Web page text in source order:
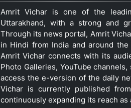
Amrit Vichar is one of the
Uttarakhand, with a strong and
Through its news portal, Amrit
in Hindi from India and around
Amrit Vichar connects with its
Photo Galleries, YouTube
access the e-version of the daily
Vichar is currently published from
continuously expanding its reach